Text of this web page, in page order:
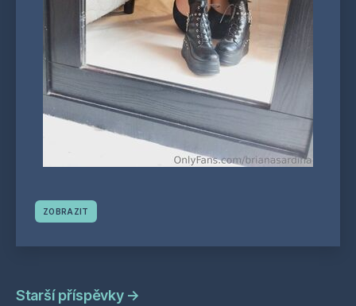
ZOBRAZIT
Navigace
Starší příspěvky →